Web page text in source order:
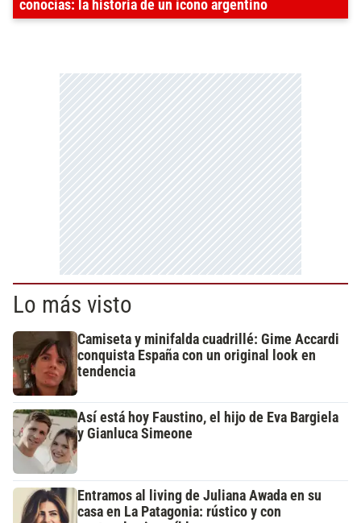
conocías: la historia de un ícono argentino
Lo más visto
Camiseta y minifalda cuadrillé: Gime Accardi
conquista España con un original look en
tendencia
Así está hoy Faustino, el hijo de Eva Bargiela
y Gianluca Simeone
Entramos al living de Juliana Awada en su
casa en La Patagonia: rústico y con